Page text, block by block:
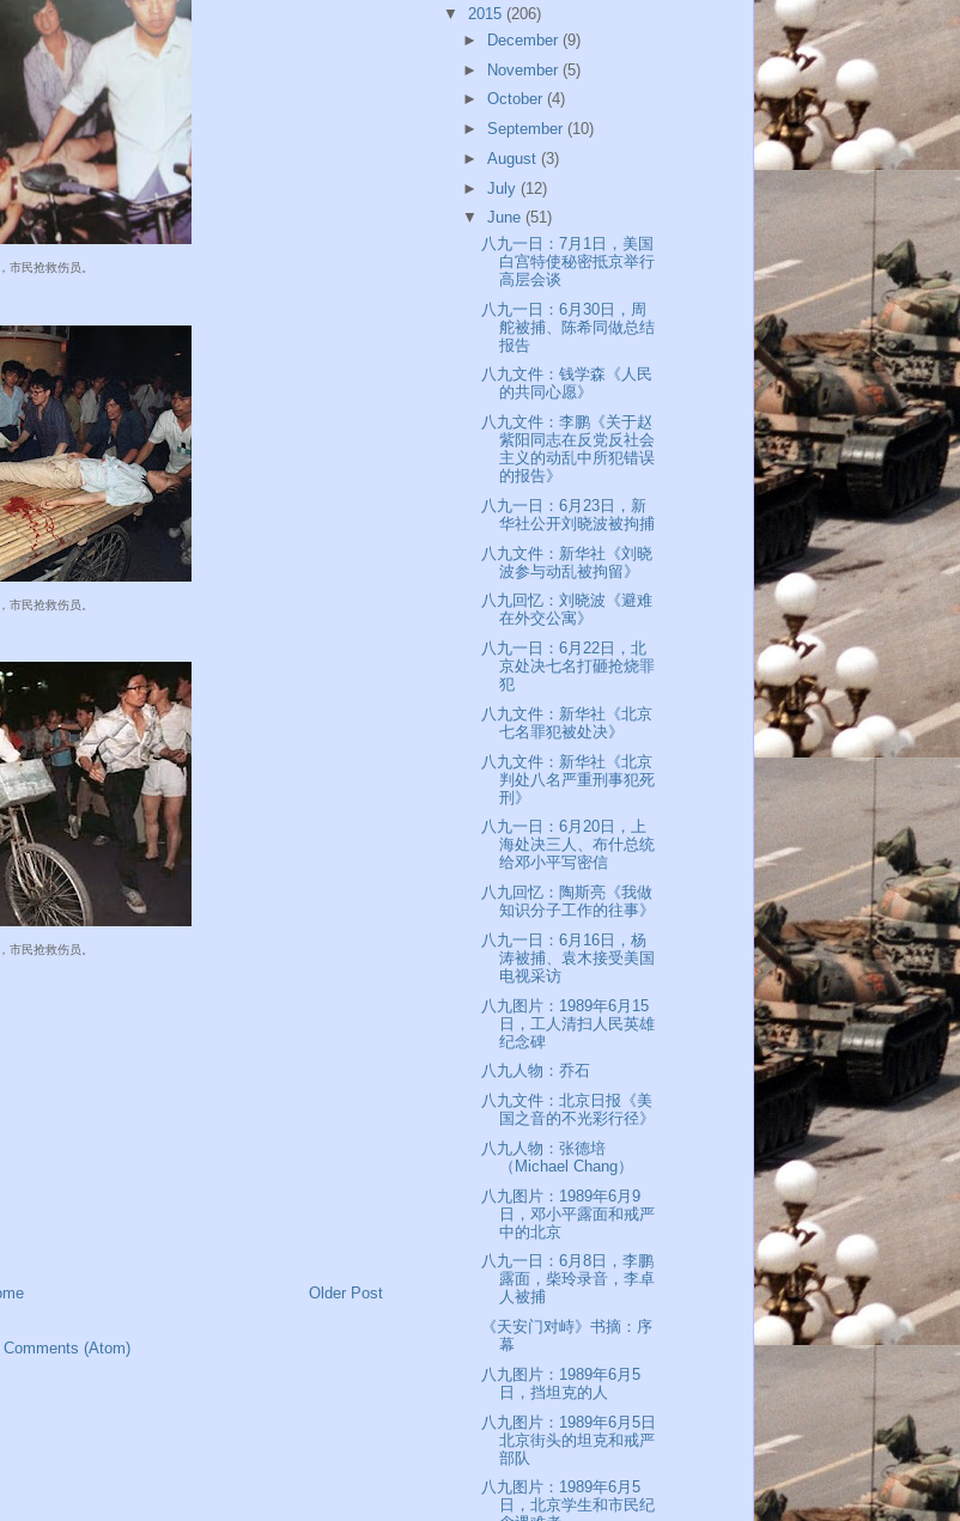
市民抢救伤员。
市民抢救伤员。
市民抢救伤员。
Older Post
Comments (Atom)
▼ 2015 (206)
►
December (9)
► November (5)
► October (4)
► September (10)
► August (3)
► July (12)
▼ June (51)
八九一日：7月1日，美国
白宫特使秘密抵京举行
高层会谈
八九一日：6月30日，周
舵被捕、陈希同做总结
报告
八九文件：钱学森《人民
的共同心愿》
八九文件：李鹏《关于赵
紫阳同志在反党反社会
主义的动乱中所犯错误
的报告》
八九一日：6月23日，新
华社公开刘晓波被拘捕
八九文件：新华社《刘晓
波参与动乱被拘留》
八九回忆：刘晓波《避难
在外交公寓》
八九一日：6月22日，北
京处决七名打砸抢烧罪
犯
八九文件：新华社《北京
七名罪犯被处决》
八九文件：新华社《北京
判处八名严重刑事犯死
刑》
八九一日：6月20日，上
海处决三人、布什总统
给邓小平写密信
八九回忆：陶斯亮《我做
知识分子工作的往事》
八九一日：6月16日，杨
涛被捕、袁木接受美国
电视采访
八九图片：1989年6月15
日，工人清扫人民英雄
纪念碑
八九人物：乔石
八九文件：北京日报《美
国之音的不光彩行径》
八九人物：张德培
（Michael Chang）
八九图片：1989年6月9
日，邓小平露面和戒严
中的北京
八九一日：6月8日，李鹏
露面，柴玲录音，李卓
人被捕
《天安门对峙》书摘：序
幕
八九图片：1989年6月5
日，挡坦克的人
八九图片：1989年6月5日
北京街头的坦克和戒严
部队
八九图片：1989年6月5
日，北京学生和市民纪